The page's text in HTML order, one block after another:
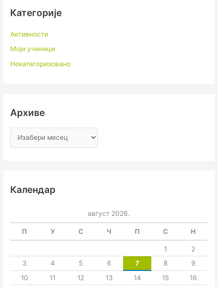
Категорије
Активности
Моји ученици
Некатегоризовано
Архиве
Календар
август 2026.
П У С Ч П С Н
1
2
3
4 5 6 7 8
9
10
11 12 13 14 15
16